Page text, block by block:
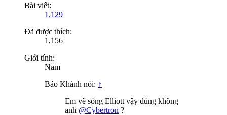
Bài viết:
1,129
Đã được thích:
1,156
Giới tính:
Nam
Bảo Khánh nói: ↑
Em vẽ sóng Elliott vậy đúng không
anh @Cybertron ?